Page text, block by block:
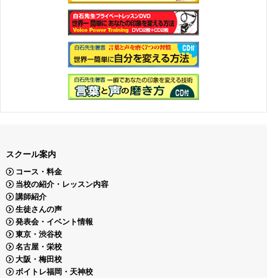
スクール案内
コース・料金
当校の紹介・レッスン内容
講師紹介
生徒さんの声
発表会・イベント情報
東京・渋谷校
名古屋・栄校
大阪・梅田校
ボイトレ福岡・天神校